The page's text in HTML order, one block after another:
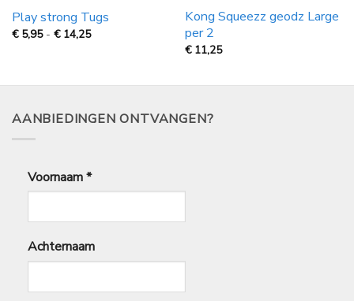
Play strong Tugs
€ 5,95 - € 14,25Prijsklasse:
14,25
Kong Squeezz geodz Large
per 2
€ 11,25
AANBIEDINGEN ONTVANGEN?
Voornaam*
Achternaam